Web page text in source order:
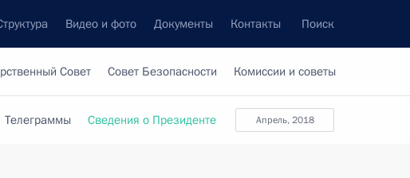
Видео и фото Документы Контакты Поиск
Совет Совет Безопасности Комиссии и советы
апрель, 2018
Телеграммы Сведения о Президенте